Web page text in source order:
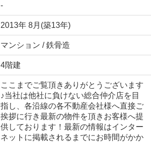
-
2013年 8月(築13年)
マンション / 鉄骨造
4階建
ここまでご覧頂きありがとうございます
♪当社は他社に負けない総合仲介店を目
指し、各沿線の各不動産会社様へ直接ご
挨拶に行き最新の物件を頂きお客様へ提
供しております！最新の情報はインター
ネットに掲載されるまでにお時間がかか